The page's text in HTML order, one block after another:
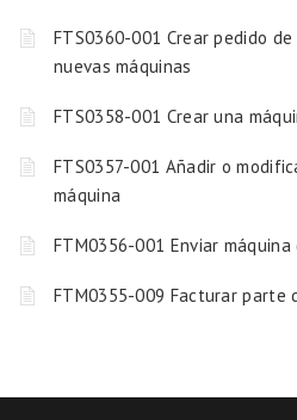
FTS0360-001 Crear pedido
nuevas máquinas
FTS0358-001 Crear una
FTS0357-001 Añadir o
máquina
FTM0356-001 Enviar
FTM0355-009 Facturar parte